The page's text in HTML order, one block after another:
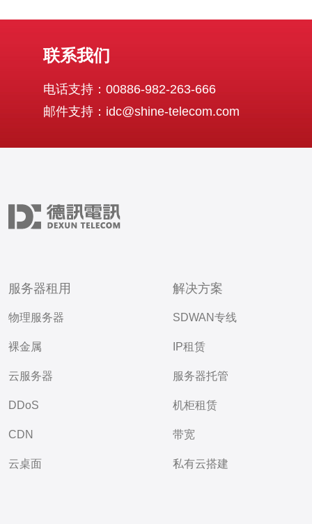
联系我们
电话支持：00886-982-263-666
邮件支持：idc@shine-telecom.com
服务器租用
物理服务器
裸金属
云服务器
DDoS
CDN
云桌面
解决方案
SDWAN专线
IP租赁
服务器托管
机柜租赁
带宽
私有云搭建